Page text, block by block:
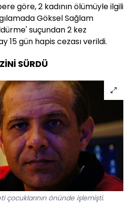
göre, 2 kadının ölümüyle ilgili
Göksel Sağlam
suçundan 2 kez
15 gün hapis cezası verildi.
SÜRDÜ
çocuklarının önünde işlemişti.